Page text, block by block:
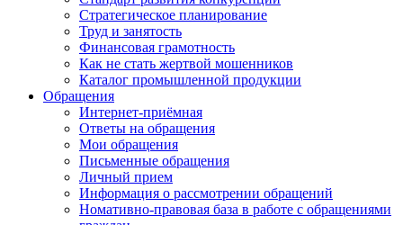
Стратегическое планирование
Труд и занятость
Финансовая грамотность
Как не стать жертвой мошенников
Каталог промышленной продукции
Обращения
Интернет-приёмная
Ответы на обращения
Мои обращения
Письменные обращения
Личный прием
Информация о рассмотрении обращений
Номативно-правовая база в работе с обращениями